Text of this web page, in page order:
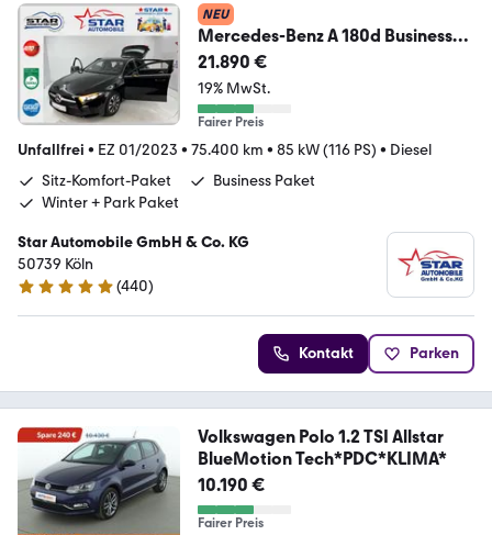
NEU
Mercedes-Benz A 180d Business
2,0 MBUX LED NAVI TEMP SH EU6
21.890 €
19% MwSt.
Fairer Preis
Unfallfrei • EZ 01/2023 • 75.400 km • 85 kW (116 PS) • Diesel
Sitz-Komfort-Paket
Business Paket
Winter + Park Paket
Star Automobile GmbH & Co. KG
50739 Köln
4.8 Sterne
(440)
Kontakt Parken
Volkswagen Polo 1.2 TSI Allstar
BlueMotion Tech*PDC*KLIMA*
10.190 €
Fairer Preis